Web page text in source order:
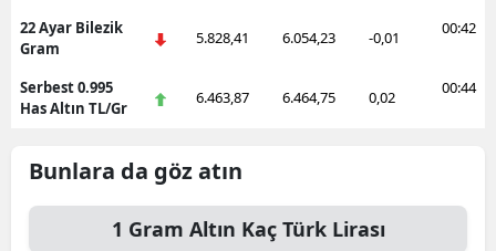
22 Ayar Bilezik
Gram
5.828,41 6.054,23 -0,01 00:42
Serbest 0.995
Has Altın TL/Gr
6.463,87 6.464,75 0,02 00:44
Bunlara da göz atın
1 Gram Altın Kaç Türk Lirası